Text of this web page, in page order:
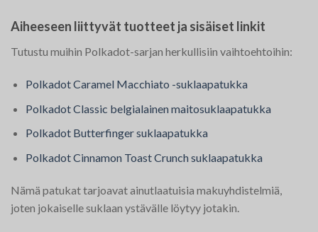
Aiheeseen liittyvät tuotteet ja sisäiset linkit
Tutustu muihin Polkadot-sarjan herkullisiin vaihtoehtoihin:
Polkadot Caramel Macchiato -suklaapatukka
Polkadot Classic belgialainen maitosuklaapatukka
Polkadot Butterfinger suklaapatukka
Polkadot Cinnamon Toast Crunch suklaapatukka
Nämä patukat tarjoavat ainutlaatuisia makuyhdistelmiä,
joten jokaiselle suklaan ystävälle löytyy jotakin.